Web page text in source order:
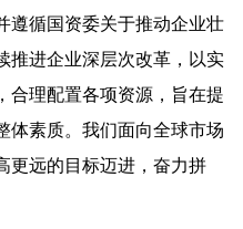
遵循国资委关于推动企业壮
推进企业深层次改革，以实
合理配置各项资源，旨在提
体素质。我们面向全球市场
更远的目标迈进，奋力拼